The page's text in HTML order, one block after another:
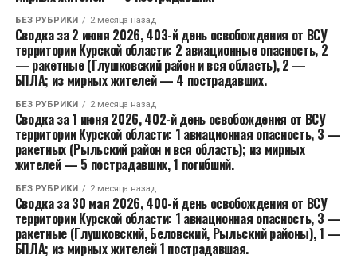
БЕЗ РУБРИКИ 2 месяца назад
Сводка за 2 июня 2026, 403-й день освобождения от ВСУ
территории Курской области: 2 авиационные опасность, 2
— ракетные (Глушковский район и вся область), 2 —
БПЛА; из мирных жителей — 4 пострадавших.
БЕЗ РУБРИКИ 2 месяца назад
Сводка за 1 июня 2026, 402-й день освобождения от ВСУ
территории Курской области: 1 авиационная опасность, 3 —
ракетных (Рыльский район и вся область); из мирных
жителей — 5 пострадавших, 1 погибший.
БЕЗ РУБРИКИ 2 месяца назад
Сводка за 30 мая 2026, 400-й день освобождения от ВСУ
территории Курской области: 1 авиационная опасность, 3 —
ракетные (Глушковский, Беловский, Рыльский районы), 1 —
БПЛА; из мирных жителей 1 пострадавшая.